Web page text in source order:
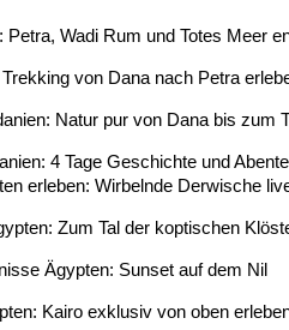
Petra, Wadi Rum und Totes Meer
von Dana nach Petra
Natur pur von Dana bis zum
4 Tage Geschichte und
erleben: Wirbelnde Derwische
Zum Tal der koptischen
Ägypten: Sunset auf dem Nil
Kairo exklusiv von oben